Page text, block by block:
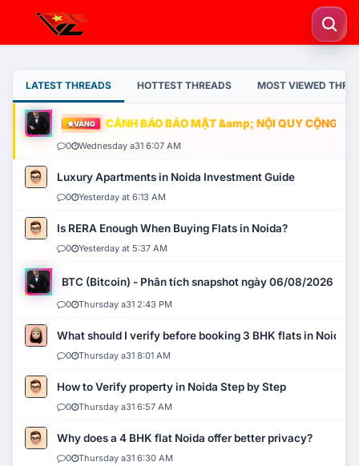
LATEST THREADS HOTTEST THREADS MOST VIEWED
VÀNG CẢNH BÁO BẢO MẬT &amp; NỘI QUY CỘNG
0 Wednesday a31 6:07 AM
Luxury Apartments in Noida Investment Guide
0 Yesterday at 6:13 AM
Is RERA Enough When Buying Flats in Noida?
0 Yesterday at 5:37 AM
BTC (Bitcoin) - Phân tích snapshot ngày 06/08/2026
0 Thursday a31 2:43 PM
What should I verify before booking 3 BHK flats in Noida?
0 Thursday a31 8:01 AM
How to Verify property in Noida Step by Step
0 Thursday a31 6:57 AM
Why does a 4 BHK flat Noida offer better privacy?
0 Thursday a31 6:30 AM